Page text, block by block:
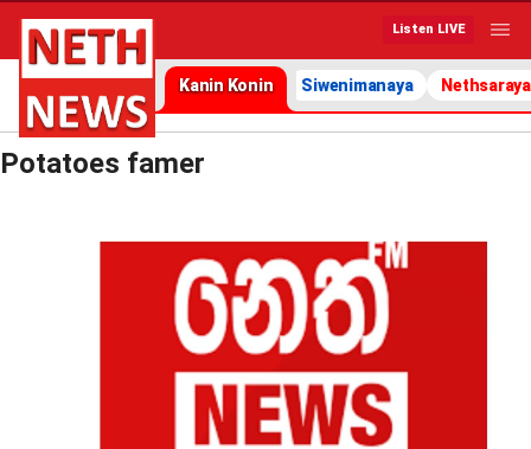
Listen LIVE
Kanin Konin Siwenimanaya Nethsaraya
Potatoes famer